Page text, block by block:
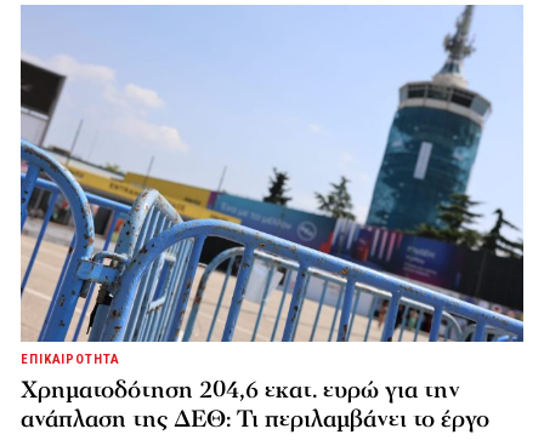
ΕΠΙΚΑΙΡΟΤΗΤΑ
Χρηματοδότηση 204,6 εκατ. ευρώ για την
ανάπλαση της ΔΕΘ: Τι περιλαμβάνει το έργο